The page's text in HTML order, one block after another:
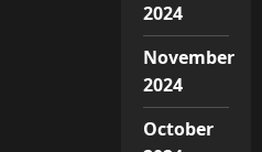
2024
November
2024
October